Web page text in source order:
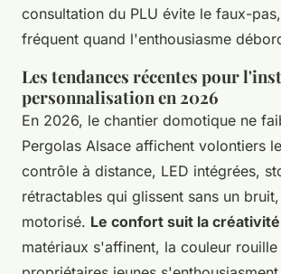
consultation du PLU évite le faux-
fréquent quand l'enthousiasme
Les tendances récentes pour
personnalisation en 2026
En 2026, le chantier domotique ne
Pergolas Alsace affichent volontiers
contrôle à distance, LED intégrées,
rétractables qui glissent sans un
motorisé. Le confort suit la
matériaux s'affinent, la couleur